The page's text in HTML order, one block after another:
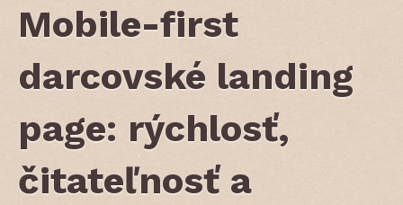
Mobile-first
darcovské landing
page: rýchlosť,
čitateľnosť a